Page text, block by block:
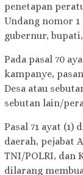
penetapan
Undang nomor
gubernur,
Pada pasal 70
kampanye,
Desa atau
sebutan lain/
Pasal 71 ayat (1)
daerah, pejabat
TNI/POLRI, dan
dilarang